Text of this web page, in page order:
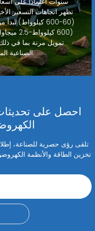
تظهر اتجاهات التسعير
تمويل مرنة بما في
الصناعية المتاحة للمشاريع التجارية.
احصل على
تلقى رؤى حصرية للصناعة،
تخزين الطاقة والأنظمة